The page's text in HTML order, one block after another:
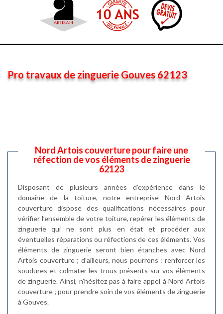
Pro travaux de zinguerie Gouves 62123
Nord Artois couverture pour faire une
réfection de vos éléments de zinguerie
62123
Disposant de plusieurs années d’expérience dans le
domaine de la toiture, notre entreprise Nord Artois
couverture dispose des qualifications nécessaires pour
vérifier l’ensemble de votre toiture, repérer les éléments de
zinguerie qui ne sont plus en état et procéder aux
éventuelles réparations ou réfections de ces éléments. Vos
éléments de zinguerie seront bien étanches avec Nord
Artois couverture ; d’ailleurs, nous pourrons : renforcer les
soudures et colmater les trous présents sur vos éléments
de zinguerie. Ainsi, n’hésitez pas à faire appel à Nord Artois
couverture ; pour prendre soin de vos éléments de zinguerie
à Gouves.